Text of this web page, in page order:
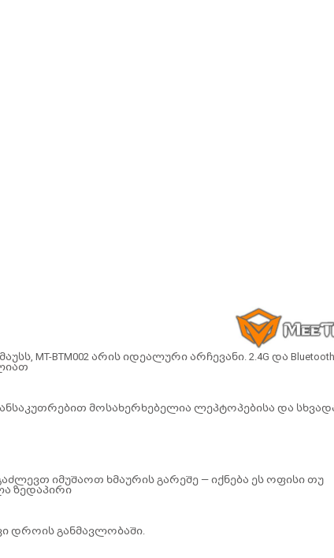
MT-BTM002 არის იდეალური არჩევანი. 2.4G და Bluetooth
მოსახერხებელია ლეპტოპებისა და
იმუშაოთ ხმაურის გარეშე — იქნება ეს ოფისი თუ
ზედაპირი
დროის განმავლობაში.